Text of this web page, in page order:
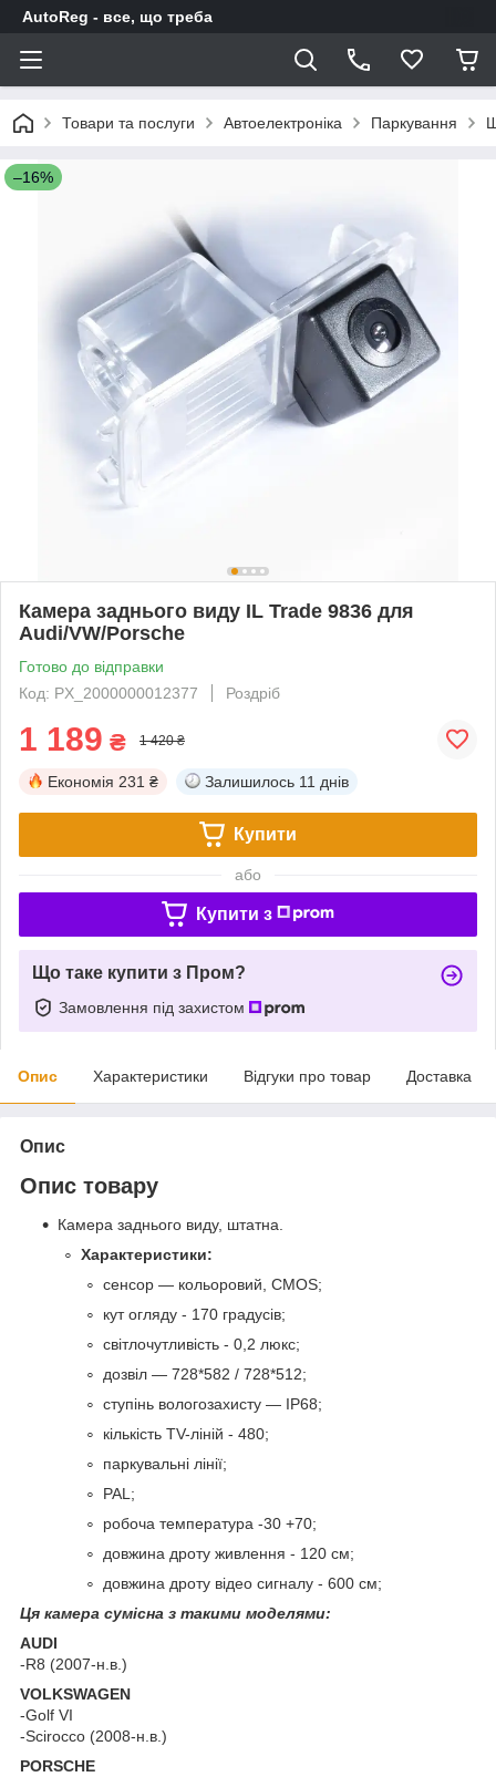
AutoReg - все, що треба
Товари та послуги Автоелектроніка Паркування
–16%
Камера заднього виду IL Trade 9836 для
Audi/VW/Porsche
Готово до відправки
Код: PX_2000000012377
Роздріб
1 189 ₴ 1 420 ₴
Економія 231 ₴ Залишилось 11 днів
Купити
або
Купити з
Що таке купити з Пром?
Замовлення під захистом
Опис Характеристики Відгуки про товар Доставка
Опис
Опис товару
Камера заднього виду, штатна.
Характеристики:
сенсор — кольоровий, CMOS;
кут огляду - 170 градусів;
світлочутливість - 0,2 люкс;
дозвіл — 728*582 / 728*512;
ступінь вологозахисту — IP68;
кількість TV-ліній - 480;
паркувальні лінії;
PAL;
робоча температура -30 +70;
довжина дроту живлення - 120 см;
довжина дроту відео сигналу - 600 см;
Ця камера сумісна з такими моделями:
AUDI
-R8 (2007-н.в.)
VOLKSWAGEN
-Golf VI
-Scirocco (2008-н.в.)
PORSCHE